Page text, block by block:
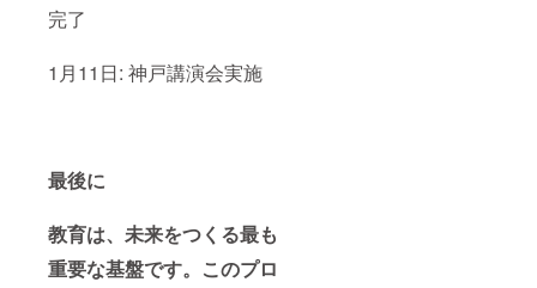
完了
1月11日: 神戸講演会実施
最後に
教育は、未来をつくる最も
重要な基盤です。このプロ